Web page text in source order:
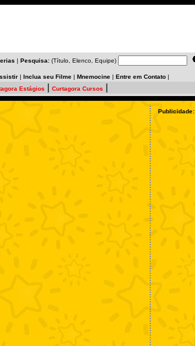
| Pesquisa: (Título, Elenco, Equipe)
| Inclua seu Filme | Mnemocine | Entre em Contato |
Estágios Curtagora Cursos
Publicidade: